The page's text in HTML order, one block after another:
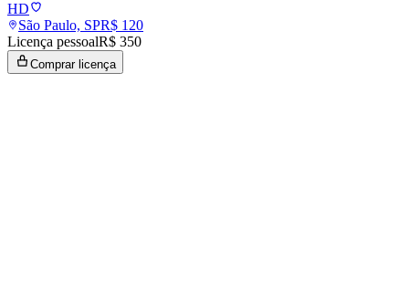
HD
São Paulo, SPR$ 120
Licença pessoalR$ 350
Comprar licença